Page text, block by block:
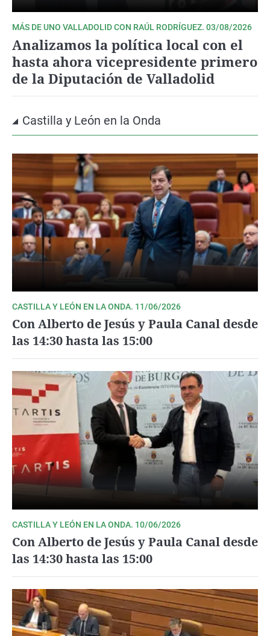
MÁS DE UNO VALLADOLID CON RAÚL RODRÍGUEZ. 03/08/2026
Analizamos la política local con el
hasta ahora vicepresidente primero
de la Diputación de Valladolid
Castilla y León en la Onda
CASTILLA Y LEÓN EN LA ONDA. 11/06/2026
Con Alberto de Jesús y Paula Canal desde
las 14:30 hasta las 15:00
CASTILLA Y LEÓN EN LA ONDA. 10/06/2026
Con Alberto de Jesús y Paula Canal desde
las 14:30 hasta las 15:00